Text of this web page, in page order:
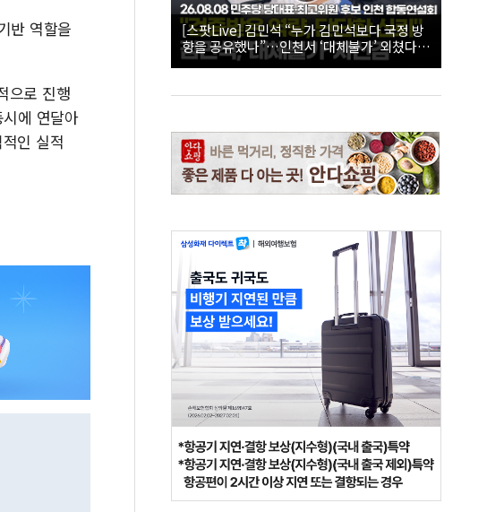
반 역할을
으로 진행
에 연달아
인 실적
[스팟Live] 김민석 “누가 김민석보다 국정 방
향을 공유했나”…인천서 ‘대체불가’ 외쳤다 |
26.08.08 더불어민주당 당대표·최고위원 후